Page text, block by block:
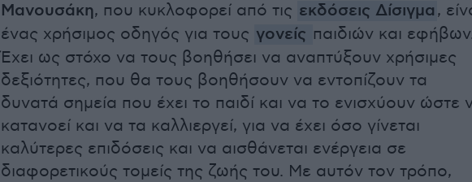
Μανουσάκη, που κυκλοφορεί από τις εκδόσεις Δίσιγμα ,
ένας χρήσιμος οδηγός για τους γονείς παιδιών και
Έχει ως στόχο να τους βοηθήσει να αναπτύξουν χρήσιμες
δεξιότητες, που θα τους βοηθήσουν να εντοπίζουν τα
δυνατά σημεία που έχει το παιδί και να το ενισχύουν ώστε
κατανοεί και να τα καλλιεργεί, για να έχει όσο γίνεται
καλύτερες επιδόσεις και να αισθάνεται ενέργεια σε
διαφορετικούς τομείς της ζωής του. Με αυτόν τον τρόπο,